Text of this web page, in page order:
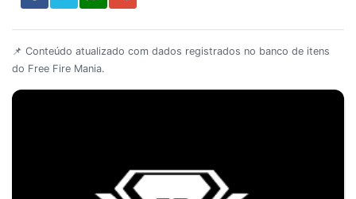
📌 Conteúdo atualizado com dados registrados no banco de itens
do Free Fire Mania.